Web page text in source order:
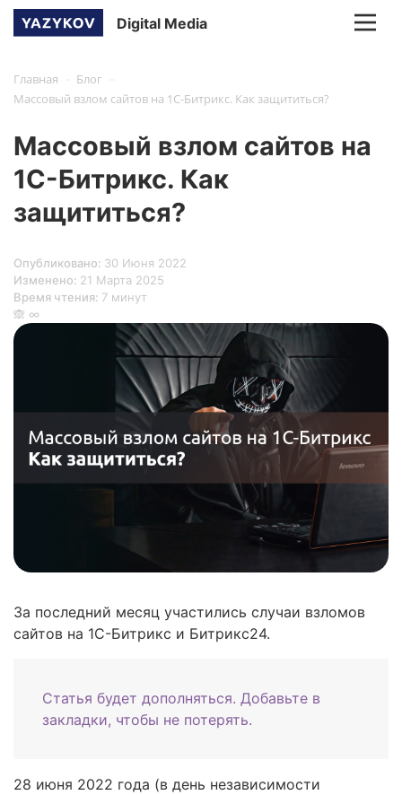
Digital Media
Главная Блог
Массовый взлом сайтов на 1С-Битрикс. Как защититься?
Массовый взлом сайтов на
1С-Битрикс. Как
защититься?
Опубликовано: 30 Июня 2022
Изменено: 21 Марта 2025
Время чтения: 7 минут
🙈 ∞
За последний месяц участились случаи взломов
сайтов на 1С-Битрикс и Битрикс24.
Статья будет дополняться. Добавьте в
закладки, чтобы не потерять.
28 июня 2022 года (в день независимости